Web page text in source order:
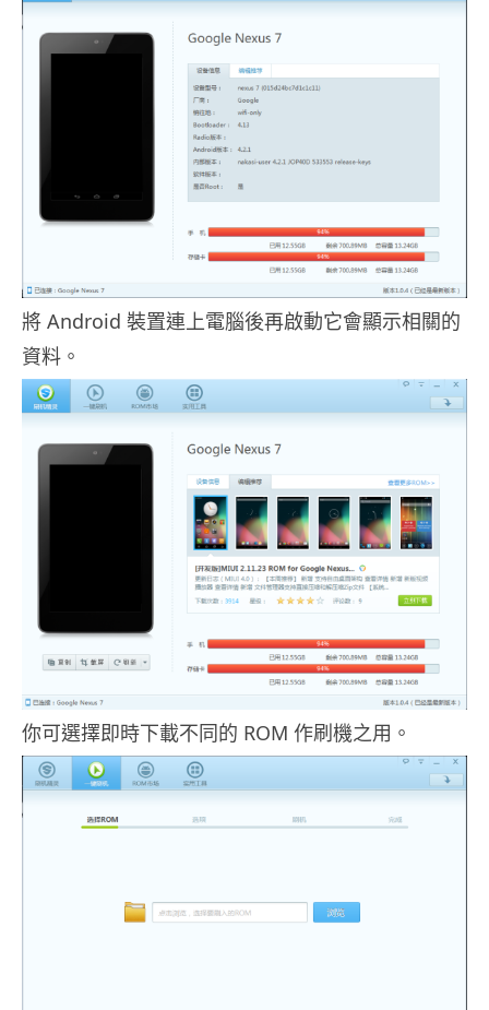
將 Android 裝置連上電腦後再啟動它會顯示相關的
資料。
你可選擇即時下載不同的 ROM 作刷機之用。